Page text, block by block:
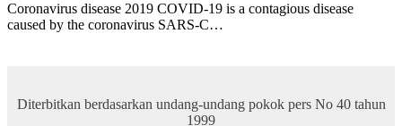
Coronavirus disease 2019 COVID-19 is a contagious disease
caused by the coronavirus SARS-C…
Diterbitkan berdasarkan undang-undang pokok pers No 40 tahun
1999